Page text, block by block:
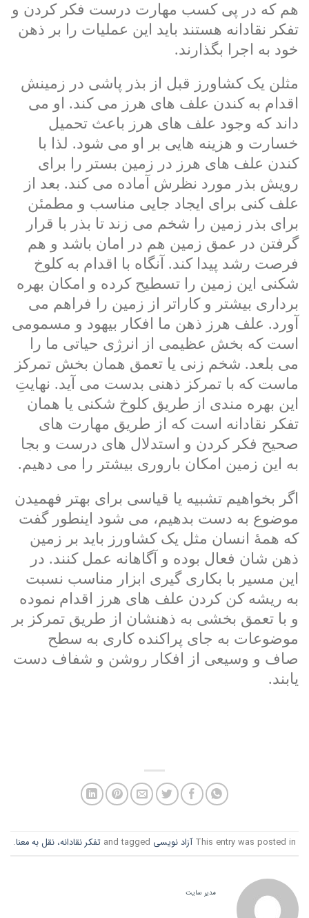
هم که در پی کسب مهارت درست فکر کردن و
تفکر نقادانه هستند باید این عملیات را بر ذهن
خود به اجرا بگذارند.
مثلن یک کشاورز قبل از بذر پاشی در زمینش
اقدام به کندن علف های هرز می کند. او می
داند که وجود علف های هرز باعث تحمیل
خسارت و هزینه هایی بر او می شود. لذا با
کندن علف های هرز در زمین بستر را برای
رویش بذر مورد نظرش آماده می کند. بعد از
علف کنی برای ایجاد جایی مناسب و مطمئن
برای بذر زمین را شخم می زند تا بذر با قرار
گرفتن در عمق زمین هم در امان باشد و هم
فرصت رشد پیدا کند. آنگاه با اقدام به کلوخ
شکنی این زمین را تسطیح کرده و امکان بهره
برداری بیشتر و کاراتر از زمین را فراهم می
آورد. علف هرز ذهن ما افکار بیهود و مسمومی
است که بخش عظیمی از انرژی حیاتی ما را
می بلعد. شخم زنی یا تعمق همان بخش تمرکز
ماست که با تمرکز ذهنی بدست می آید. نهایتِ
این بهره مندی از طریق کلوخ شکنی یا همان
تفکر نقادانه است که از طریق مهارت های
صحیح فکر کردن و استدلال های درست و بجا
به این زمین امکان باروری بیشتر را می دهیم.
اگر بخواهیم تشبیه یا قیاسی برای بهتر فهمیدن
موضوع به دست بدهیم، می شود اینطور گفت
که همۀ انسان مثل یک کشاورز باید بر زمین
ذهن شان فعال بوده و آگاهانه عمل کنند. در
این مسیر با بکاری گیری ابزار مناسب نسبت
به ریشه کن کردن علف های هرز اقدام نموده
و با تعمق بخشی به ذهنشان از طریق تمرکز بر
موضوعات به جای پراکنده کاری به سطح
صاف و وسیعی از افکار روشن و شفاف دست
یابند.
This entry was posted in آزاد نویسی تفکر نقادانه، نقل به معنا.
مدیر سایت